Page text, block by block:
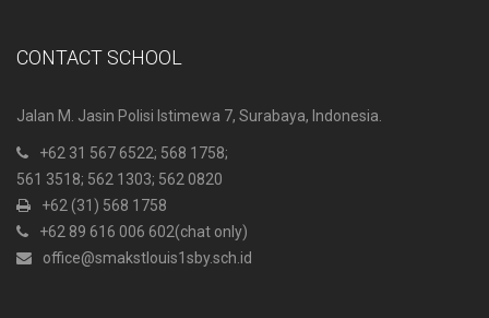
CONTACT SCHOOL
Jalan M. Jasin Polisi Istimewa 7, Surabaya, Indonesia.
+62 31 567 6522; 568 1758;
561 3518; 562 1303; 562 0820
+62 (31) 568 1758
+62 89 616 006 602(chat only)
office@smakstlouis1sby.sch.id